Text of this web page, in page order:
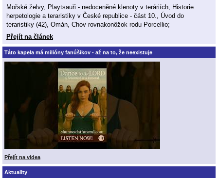
Mořské želvy, Playtsauři - nedoceněné klenoty v teráriích, Historie
herpetologie a teraristiky v České republice - část 10., Úvod do
teraristiky (42), Omán, Chov rovnakonôžok rodu Porcellio;
Přejít na článek
Táto kapela má milióny fanúšikov - až na to, že neexistuje
Přejít na videa
Aktuality